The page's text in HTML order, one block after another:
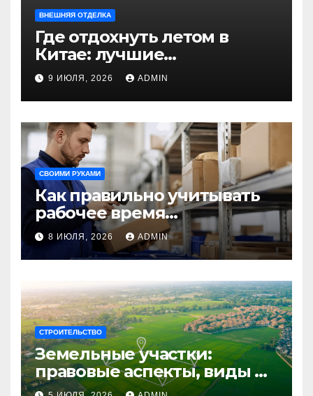
ВНЕШНЯЯ ОТДЕЛКА
Где отдохнуть летом в
Китае: лучшие
направления для
незабываемого
путешествия
9 ИЮЛЯ, 2026 ADMIN
СВОИМИ РУКАМИ
Как правильно учитывать
рабочее время
сотрудников: советы для
бизнеса
8 ИЮЛЯ, 2026 ADMIN
СТРОИТЕЛЬСТВО
Земельные участки:
правовые аспекты, виды и
возможности